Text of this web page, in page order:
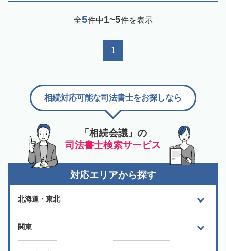
全5件中1~5件を表示
1
「相続会議」の
司法書士検索サービス
相続対応可能な司法書士をお探しなら
対応エリアから探す
北海道・東北
関東